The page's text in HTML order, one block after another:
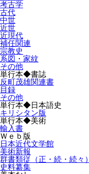
考古学
古代
中世
近世
近現代
補任関連
宗教史
系図・家紋
その他
単行本◆書誌
反町茂雄関連書
目録
その他
単行本◆日本語史
キリシタン版
単行本◆美術
輸入書
Ｗｅｂ版
日本近代文学館
美術新報
群書類従（正・続・続々）
史料纂集